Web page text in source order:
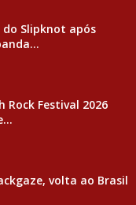
Slipknot após
Rock Festival 2026
volta ao Brasil